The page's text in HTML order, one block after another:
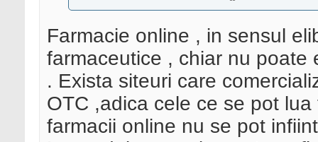
Farmacie online , in sensul
farmaceutice , chiar nu poate
. Exista siteuri care
OTC ,adica cele ce se pot
farmacii online nu se pot